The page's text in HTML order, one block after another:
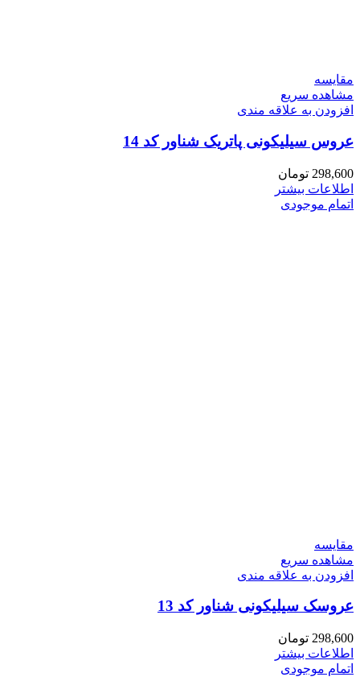
مقایسه
مشاهده سریع
افزودن به علاقه مندی
عروس سیلیکونی پاتریک شناور کد 14
298,600 تومان
اطلاعات بیشتر
اتمام موجودی
مقایسه
مشاهده سریع
افزودن به علاقه مندی
عروسک سیلیکونی شناور کد 13
298,600 تومان
اطلاعات بیشتر
اتمام موجودی